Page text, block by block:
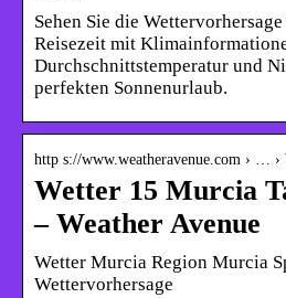
Sehen Sie die
Reisezeit mit
Durchschnittstemperatur und
perfekten Sonnenurlaub.
http s://www.weatheravenue.com › … ›
Wetter 15 Murcia
– Weather Avenue
Wetter Murcia Region Murcia
Wettervorhersage